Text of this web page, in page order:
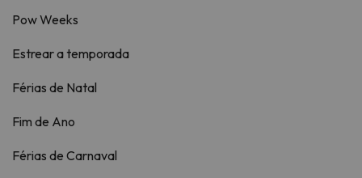
Pow Weeks
Estrear a temporada
Férias de Natal
Fim de Ano
Férias de Carnaval